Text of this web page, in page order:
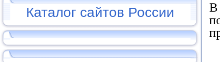
Каталог сайтов России
В